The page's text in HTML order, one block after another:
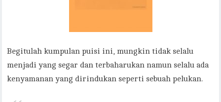
Begitulah kumpulan puisi ini, mungkin tidak selalu
menjadi yang segar dan terbaharukan namun selalu ada
kenyamanan yang dirindukan seperti sebuah pelukan.